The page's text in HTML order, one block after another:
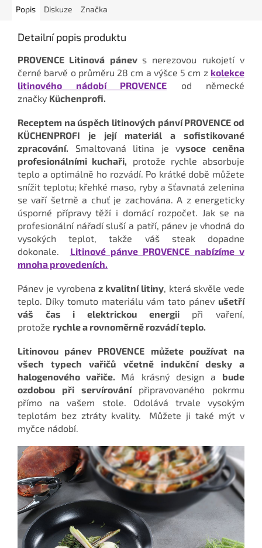
Popis Diskuze Značka
Detailní popis produktu
PROVENCE Litinová pánev s nerezovou rukojetí v
černé barvě o průměru 28 cm a výšce 5 cm z kolekce
litinového nádobí PROVENCE od německé
značky Küchenprofi.
Receptem na úspěch litinových pánví PROVENCE od
KÜCHENPROFI je její materiál a sofistikované
zpracování. Smaltovaná litina je vysoce ceněna
profesionálními kuchaři, protože rychle absorbuje
teplo a optimálně ho rozvádí. Po krátké době můžete
snížit teplotu; křehké maso, ryby a šťavnatá zelenina
se vaří šetrně a chuť je zachována. A z energeticky
úsporné přípravy těží i domácí rozpočet. Jak se na
profesionální nářadí sluší a patří, pánev je vhodná do
vysokých teplot, takže váš steak dopadne
dokonale. Litinové pánve PROVENCE nabízíme v
mnoha provedeních.
Pánev je vyrobenaz kvalitní litiny, která skvěle vede
teplo. Díky tomuto materiálu vám tato pánev ušetří
váš čas i elektrickou energiipři vaření,
protože rychle a rovnoměrně rozvádí teplo.
Litinovou pánev PROVENCE můžete používat na
všech typech vařičů včetně indukční desky a
halogenového vařiče. Má krásný design a bude
ozdobou při servírovánípřipravovaného pokrmu
přímo na vašem stole. Odolává trvale vysokým
teplotám bez ztráty kvality.
Můžete ji také mýt v
myčce nádobí.